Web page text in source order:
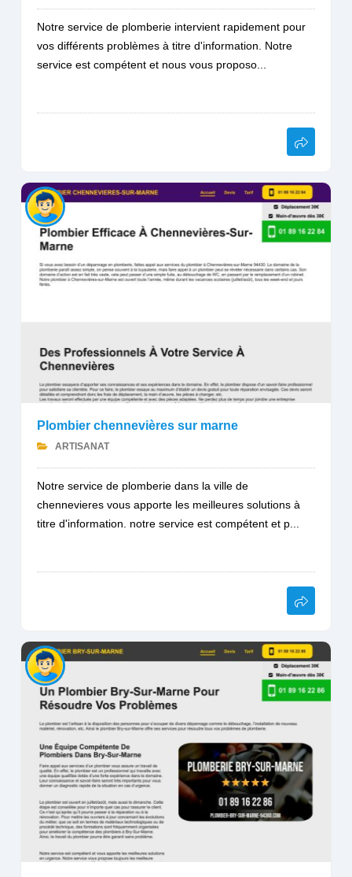
Notre service de plomberie intervient rapidement pour
vos différents problèmes à titre d'information. Notre
service est compétent et nous vous proposo...
Plombier chennevières sur marne
ARTISANAT
Notre service de plomberie dans la ville de
chennevieres vous apporte les meilleures solutions à
titre d'information. notre service est compétent et p...